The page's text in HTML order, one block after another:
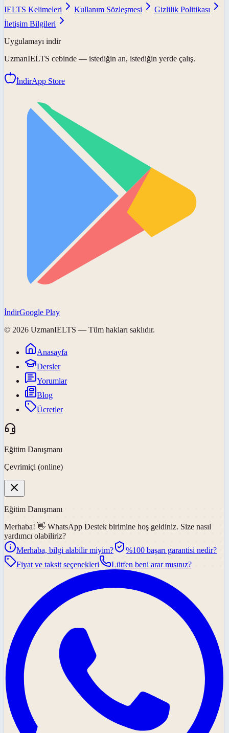
IELTS Kelimeleri
Kullanım Sözleşmesi
Gizlilik Politikası
İletişim Bilgileri
Uygulamayı indir
UzmanIELTS cebinde — istediğin an, istediğin yerde çalış.
İndirApp Store
İndirGoogle Play
© 2026 UzmanIELTS — Tüm hakları saklıdır.
Anasayfa
Dersler
Yorumlar
Blog
Ücretler
Eğitim Danışmanı
Çevrimiçi (online)
Eğitim Danışmanı
Merhaba! 👋 WhatsApp Destek birimine hoş geldiniz. Size nasıl
yardımcı olabiliriz?
Merhaba, bilgi alabilir miyim?
%100 başarı garantisi nedir?
Fiyat ve taksit seçenekleri
Lütfen beni arar mısınız?